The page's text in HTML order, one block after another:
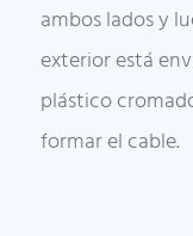
ambos lados y
exterior está
plástico
formar el cable.